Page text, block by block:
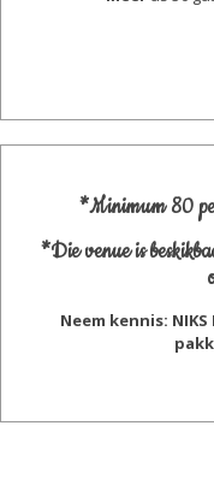
*Minimum 80
*Die venue is
Neem kennis: NIKS